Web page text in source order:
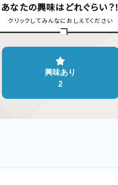
あなたの興味はどれぐらい？！
クリックしてみんなにおしえてください
興味あり
2